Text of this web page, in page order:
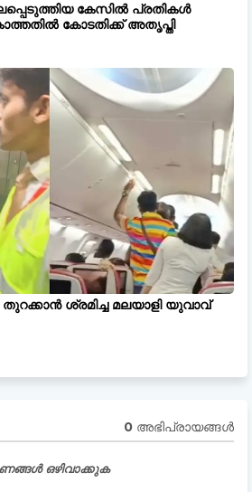
കേസിൽ പ്രതികൾ
കോടതിക്ക് അതൃപ്തി
തുറക്കാൻ ശ്രമിച്ച മലയാളി യുവാവ്
0 അഭിപ്രായങ്ങള്‍
ഒഴിവാക്കുക